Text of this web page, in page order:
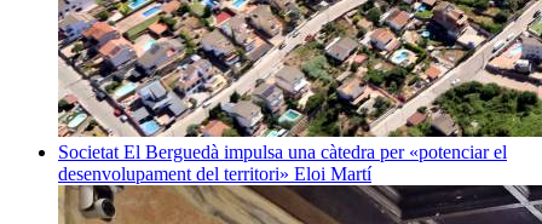
Societat El Berguedà impulsa una càtedra per «potenciar el
desenvolupament del territori» Eloi Martí